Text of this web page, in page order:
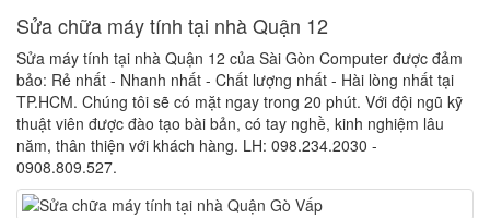
Sửa chữa máy tính tại nhà Quận 12
Sửa máy tính tại nhà Quận 12 của Sài Gòn Computer được đảm
bảo: Rẻ nhất - Nhanh nhất - Chất lượng nhất - Hài lòng nhất tại
TP.HCM. Chúng tôi sẽ có mặt ngay trong 20 phút. Với đội ngũ kỹ
thuật viên được đào tạo bài bản, có tay nghề, kinh nghiệm lâu
năm, thân thiện với khách hàng. LH: 098.234.2030 -
0908.809.527.